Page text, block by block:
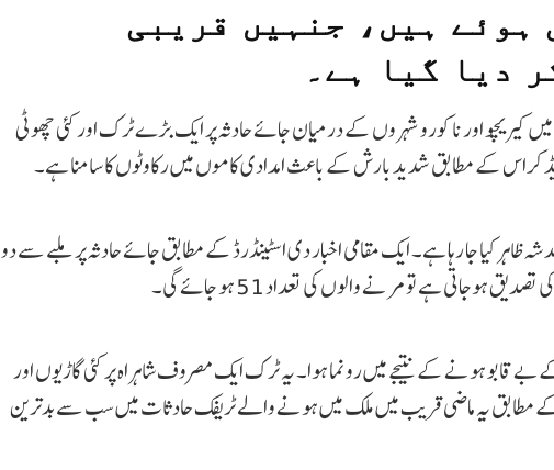
ہوئے ہیں، جنہیں قریبی
دیا گیا ہے۔
کیریچو اور ناکورو شہروں کے درمیان جائے حادثہ پر ایک بڑے ٹرک اور کئی چھوٹی
ریڈ کراس کے مطابق شدید بارش کے باعث امدادی کاموں میں رکاوٹوں کا سامنا ہے۔
ظاہر کیا جا رہا ہے۔ ایک مقامی اخبار دی اسٹینڈرڈ کے مطابق جائے حادثہ پر ملبے سے دو
ہے تو مرنے والوں کی تعداد 51 ہو جائے گی۔
بے قابو ہونے کے نتیجے میں رونما ہوا۔ یہ ٹرک ایک مصروف شاہراہ پر کئی گاڑیوں اور
کے مطابق یہ ماضی قریب میں ملک میں ہونے والے ٹریفک حادثات میں سب سے بدترین